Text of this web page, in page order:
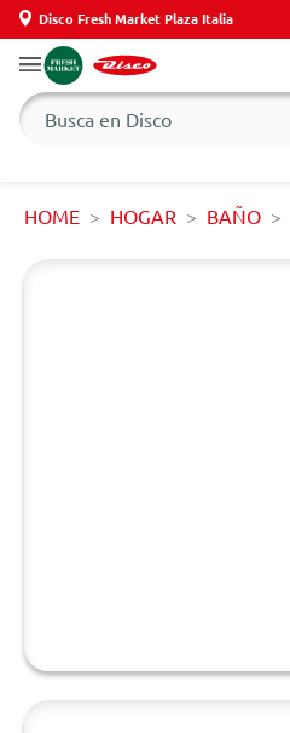
Disco Fresh Market Plaza Italia
HOME HOGAR BAÑO